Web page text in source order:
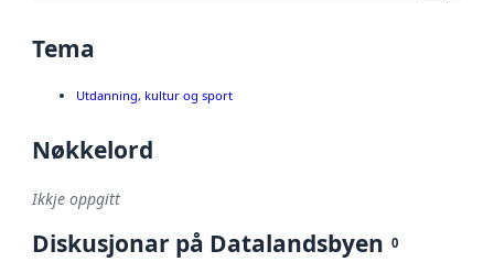
Tema
Utdanning, kultur og sport
Nøkkelord
Ikkje oppgitt
Diskusjonar på Datalandsbyen 0